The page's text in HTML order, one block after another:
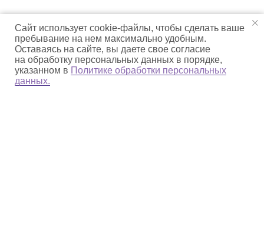
Сайт использует cookie-файлы, чтобы сделать ваше
пребывание на нем максимально удобным.
Оставаясь на сайте, вы даете свое согласие
на обработку персональных данных в порядке,
указанном в Политике обработки персональных
данных.